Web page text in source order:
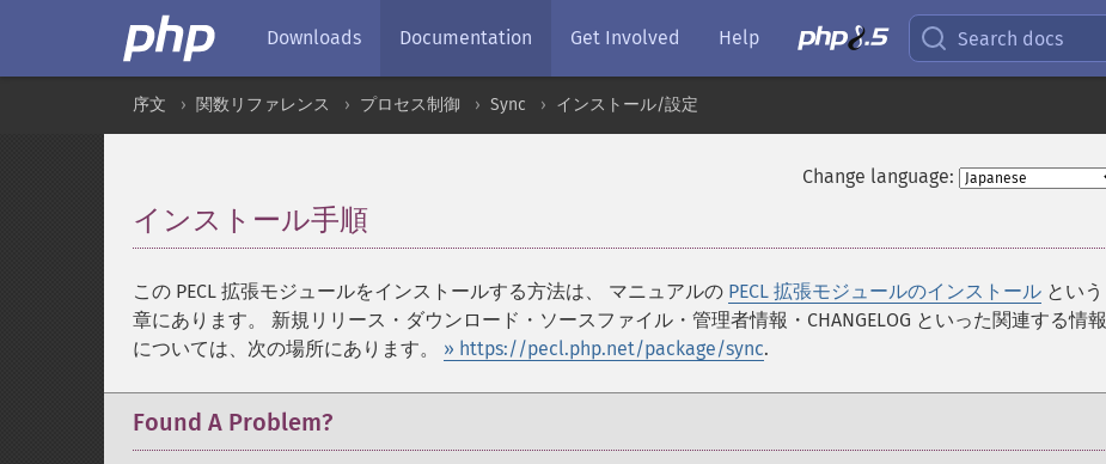
Downloads Documentation Get Involved Help Search docs
序文 関数リファレンス プロセス制御 Sync インストール/設定
Change language:
インストール手順
この PECL 拡張モジュールをインストールする方法は、 マニュアルの PECL 拡張モジュールのインストール という
章にあります。 新規リリース・ダウンロード・ソースファイル・管理者情報・CHANGELOG といった関連する情報
については、次の場所にあります。 » https://pecl.php.net/package/sync.
Found A Problem?